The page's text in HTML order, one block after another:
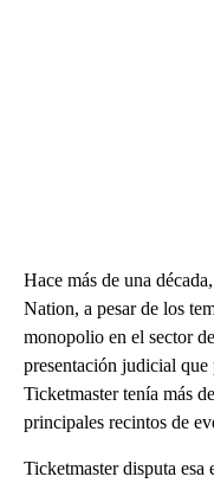
Hace más de una
Nation, a pesar de los
monopolio en el sector
presentación judicial
Ticketmaster tenía más
principales recintos de
Ticketmaster disputa